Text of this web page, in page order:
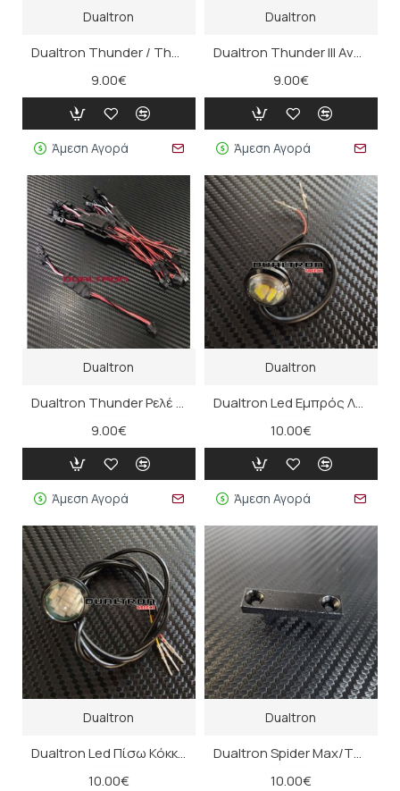
Dualtron
Dualtron Thunder / Thunder II / III Βάση δαγκάνας φρένου
9.00€
Άμεση Αγορά
Dualtron
Dualtron Thunder III Ανακλαστικό Πίσω Φτερού
9.00€
Άμεση Αγορά
Dualtron
Dualtron Thunder Ρελέ Αλάρμ
9.00€
Άμεση Αγορά
Dualtron
Dualtron Led Εμπρός Λευκό (τμχ)
10.00€
Άμεση Αγορά
Dualtron
Dualtron Led Πίσω Κόκκινο (τμχ)
10.00€
Dualtron
Dualtron Spider Max/Thunder III Wire Crimping Block
10.00€